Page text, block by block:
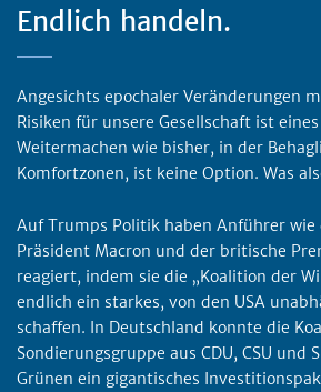
Endlich handeln.
Angesichts epochaler Veränderungen
Risiken für unsere Gesellschaft ist
Weitermachen wie bisher, in der
Komfortzonen, ist keine Option. Was
Auf Trumps Politik haben Anführer wie
Präsident Macron und der britische
reagiert, indem sie die „Koalition der
endlich ein starkes, von den USA
schaffen. In Deutschland konnte die
Sondierungsgruppe aus CDU, CSU und
Grünen ein gigantisches